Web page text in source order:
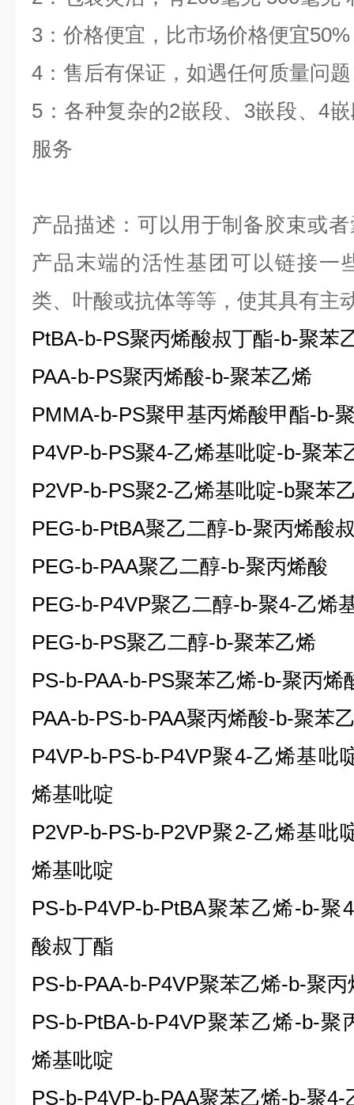
3 ：价格便宜，比市场价格便宜50%
4 ：售后有保证，如遇任何质量问
5 ：各种复杂的2嵌段、 3嵌段、4
服务
产品描述：可以用于制备胶束或
产品末端的活性基团可以链接一
类、叶酸或抗体等等，使其具有主
PtBA-b-PS聚丙烯酸叔丁酯-b-聚苯
PAA-b-PS聚丙烯酸-b-聚苯乙烯
PMMA-b-PS聚甲基丙烯酸甲酯-b-
P4VP-b-PS聚4-乙烯基吡啶-b-聚苯
P2VP-b-PS聚2-乙烯基吡啶-b聚苯
PEG-b-PtBA聚乙二醇-b-聚丙烯酸
PEG-b-PAA聚乙二醇-b-聚丙烯酸
PEG-b-P4VP聚乙二醇-b-聚4-乙烯
PEG-b-PS聚乙二醇-b-聚苯乙烯
PS-b-PAA-b-PS聚苯乙烯-b-聚丙烯
PAA-b-PS-b-PAA聚丙烯酸-b-聚苯
P4VP-b-PS-b-P4VP聚4-乙烯基吡
烯基吡啶
P2VP-b-PS-b-P2VP聚2-乙烯基吡
烯基吡啶
PS-b-P4VP-b-PtBA聚苯乙烯-b-聚
酸叔丁酯
PS-b-PAA-b-P4VP聚苯乙烯-b-聚丙
PS-b-PtBA-b-P4VP聚苯乙烯-b-聚
烯基吡啶
PS-b-P4VP-b-PAA聚苯乙烯-b-聚4-